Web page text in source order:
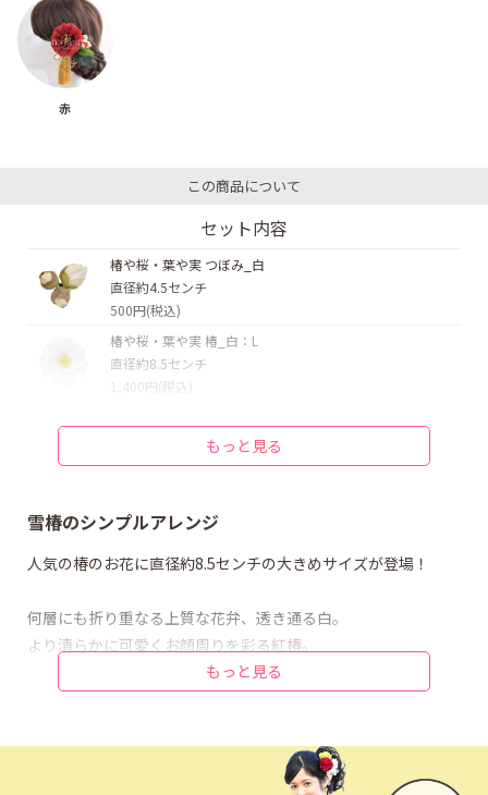
赤
この商品について
セット内容
椿や桜・葉や実 つぼみ_白
直径約4.5センチ
500円(税込)
椿や桜・葉や実 椿_白：L
直径約8.5センチ
1,400円(税込)
直径約6.5〜7センチ
300円(税込)
フサ部分/約7〜7.5センチ
もっと見る
雪椿のシンプルアレンジ
人気の椿のお花に直径約8.5センチの大きめサイズが登場！
何層にも折り重なる上質な花弁、透き通る白。
より清らかに可愛くお顔周りを彩る紅椿。
つぼみと葉のシンプルなアレンジは、大き過ぎず小さ過ぎず、
成人式や卒業式、振袖や袴に合わせて思い出に残る素敵なお写
もっと見る